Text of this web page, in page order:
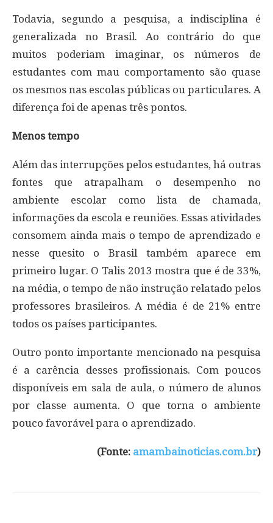
Todavia, segundo a pesquisa, a indisciplina é
generalizada no Brasil. Ao contrário do que
muitos poderiam imaginar, os números de
estudantes com mau comportamento são quase
os mesmos nas escolas públicas ou particulares. A
diferença foi de apenas três pontos.
Menos tempo
Além das interrupções pelos estudantes, há outras
fontes que atrapalham o desempenho no
ambiente escolar como lista de chamada,
informações da escola e reuniões. Essas atividades
consomem ainda mais o tempo de aprendizado e
nesse quesito o Brasil também aparece em
primeiro lugar. O Talis 2013 mostra que é de 33%,
na média, o tempo de não instrução relatado pelos
professores brasileiros. A média é de 21% entre
todos os países participantes.
Outro ponto importante mencionado na pesquisa
é a carência desses profissionais. Com poucos
disponíveis em sala de aula, o número de alunos
por classe aumenta. O que torna o ambiente
pouco favorável para o aprendizado.
(Fonte: amambainoticias.com.br)